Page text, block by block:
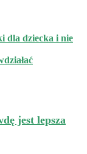
dla dziecka i nie
jest lepsza